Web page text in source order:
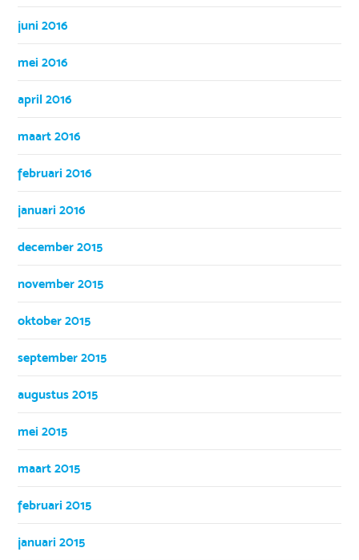
juni 2016
mei 2016
april 2016
maart 2016
februari 2016
januari 2016
december 2015
november 2015
oktober 2015
september 2015
augustus 2015
mei 2015
maart 2015
februari 2015
januari 2015